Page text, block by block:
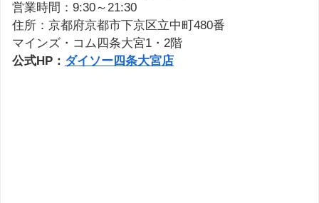
営業時間：9:30～21:30
住所：京都府京都市下京区立中町480番
マインズ・コム四条大宮1・2階
公式HP： ダイソー四条大宮店